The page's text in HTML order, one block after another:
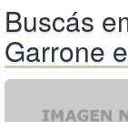
Buscás
Garrone